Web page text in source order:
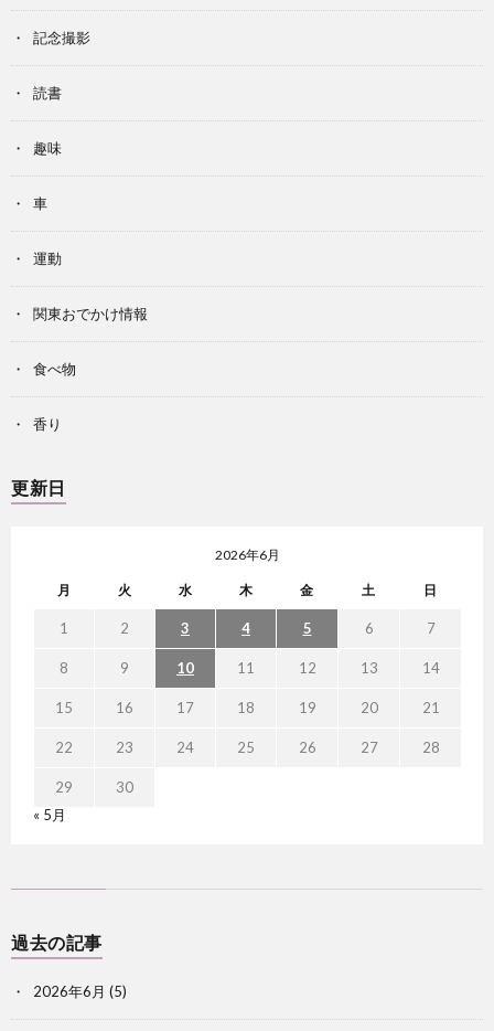
記念撮影
読書
趣味
車
運動
関東おでかけ情報
食べ物
香り
更新日
2026年6月
月 火 水 木 金 土 日
1 2 3 4 5 6 7
8 9 10 11 12 13 14
15 16 17 18 19 20 21
22 23 24 25 26 27 28
29
30
« 5月
過去の記事
2026年6月 (5)